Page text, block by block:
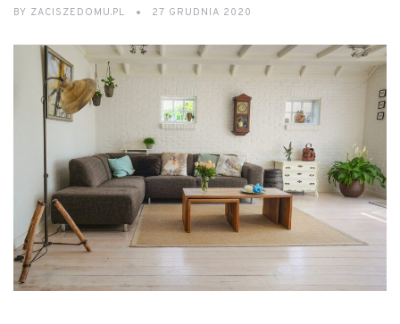
BY ZACISZEDOMU.PL 27 GRUDNIA 2020